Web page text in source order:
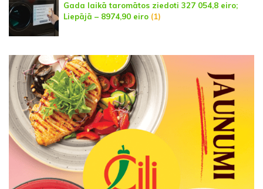
Gada laikā taromātos ziedoti 327 054,8 eiro;
Liepājā – 8974,90 eiro (1)